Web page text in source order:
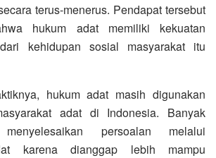
terus-menerus. Pendapat tersebut
hukum adat memiliki kekuatan
kehidupan sosial masyarakat itu
hukum adat masih digunakan
adat di Indonesia. Banyak
persoalan melalui
karena dianggap lebih mampu